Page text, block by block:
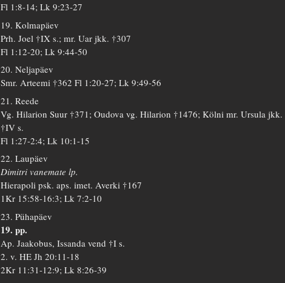
Fl 1:8-14; Lk 9:23-27
19. Kolmapäev
Prh. Joel †IX s.; mr. Uar jkk. †307
Fl 1:12-20; Lk 9:44-50
20. Neljapäev
Smr. Arteemi †362 Fl 1:20-27; Lk 9:49-56
21. Reede
Vg. Hilarion Suur †371; Oudova vg. Hilarion †1476; Kölni mr. Ursula jkk.
†IV s.
Fl 1:27-2:4; Lk 10:1-15
22. Laupäev
Dimitri vanemate lp.
Hierapoli psk. aps. imet. Averki †167
1Kr 15:58-16:3; Lk 7:2-10
23. Pühapäev
19. pp.
Ap. Jaakobus, Issanda vend †I s.
2. v. HE Jh 20:11-18
2Kr 11:31-12:9; Lk 8:26-39